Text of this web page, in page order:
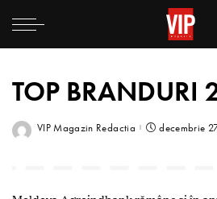
TOP BRANDURI
VIP Magazin Redactia decembrie